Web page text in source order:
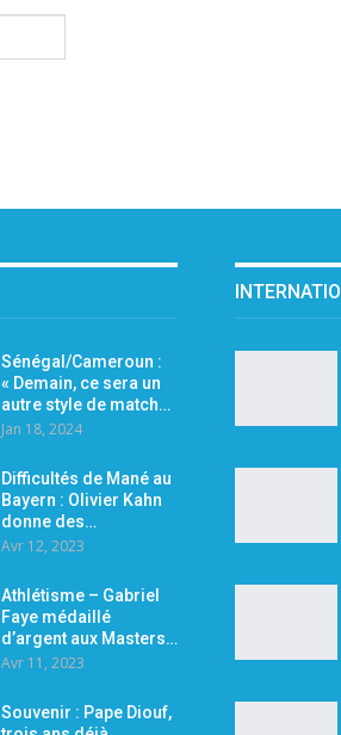
Sénégal/Cameroun :
« Demain, ce sera un
autre style de match…
Jan 18, 2024
Difficultés de Mané au
Bayern : Olivier Kahn
donne des…
Avr 12, 2023
Athlétisme – Gabriel
Faye médaillé
d’argent aux Masters…
Avr 11, 2023
Souvenir : Pape Diouf,